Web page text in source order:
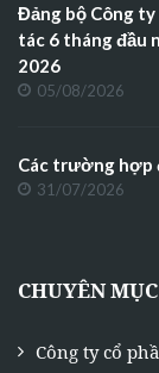
Đảng bộ Công
tác 6 tháng đầu
2026
05/08/2026
Các trường hợp
31/07/2026
CHUYÊN MỤC
Công ty cổ